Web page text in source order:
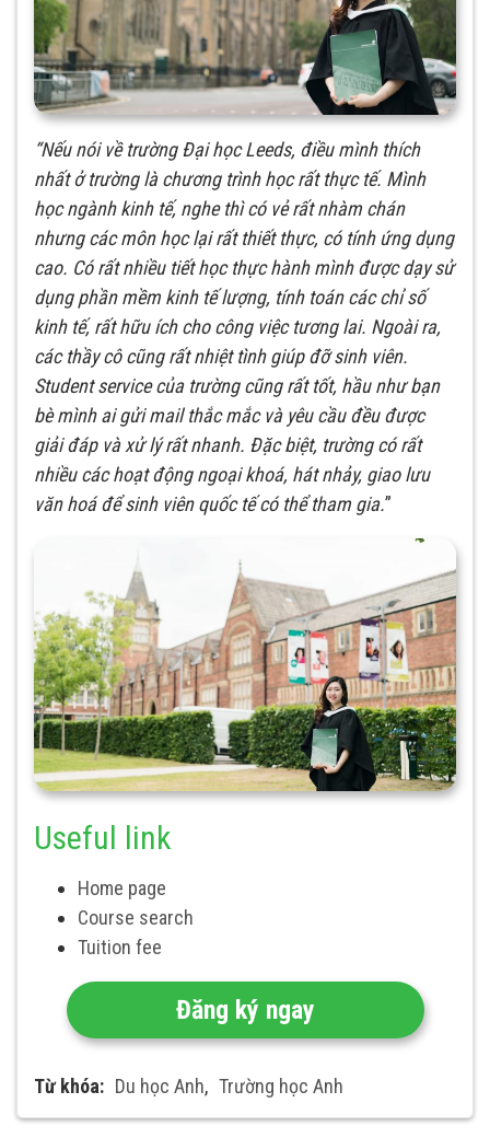
“Nếu nói về trường Đại học Leeds, điều mình thích
nhất ở trường là chương trình học rất thực tế. Mình
học ngành kinh tế, nghe thì có vẻ rất nhàm chán
nhưng các môn học lại rất thiết thực, có tính ứng dụng
cao. Có rất nhiều tiết học thực hành mình được dạy sử
dụng phần mềm kinh tế lượng, tính toán các chỉ số
kinh tế, rất hữu ích cho công việc tương lai. Ngoài ra,
các thầy cô cũng rất nhiệt tình giúp đỡ sinh viên.
Student service của trường cũng rất tốt, hầu như bạn
bè mình ai gửi mail thắc mắc và yêu cầu đều được
giải đáp và xử lý rất nhanh. Đặc biệt, trường có rất
nhiều các hoạt động ngoại khoá, hát nhảy, giao lưu
văn hoá để sinh viên quốc tế có thể tham gia.”
Useful link
Home page
Course search
Tuition fee
Đăng ký ngay
Từ khóa: Du học Anh, Trường học Anh